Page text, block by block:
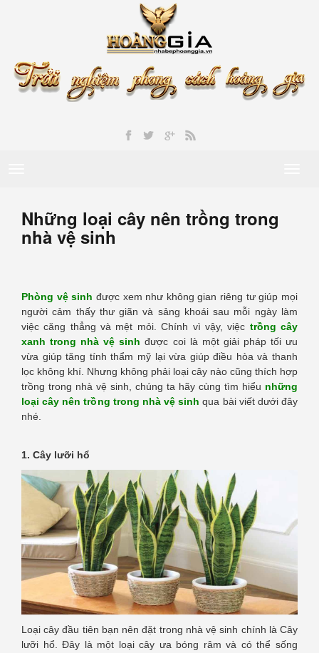
Những loại cây nên trồng trong
nhà vệ sinh
Phòng vệ sinh được xem như không gian riêng tư giúp mọi
người cảm thấy thư giãn và sảng khoái sau mỗi ngày làm
việc căng thẳng và mệt mỏi. Chính vì vậy, việc trồng cây
xanh trong nhà vệ sinh được coi là một giải pháp tối ưu
vừa giúp tăng tính thẩm mỹ lại vừa giúp điều hòa và thanh
lọc không khí. Nhưng không phải loại cây nào cũng thích hợp
trồng trong nhà vệ sinh, chúng ta hãy cùng tìm hiểu những
loại cây nên trồng trong nhà vệ sinh qua bài viết dưới đây
nhé.
1. Cây lưỡi hổ
Loại cây đầu tiên bạn nên đặt trong nhà vệ sinh chính là Cây
lưỡi hổ. Đây là một loại cây ưa bóng râm và có thể sống